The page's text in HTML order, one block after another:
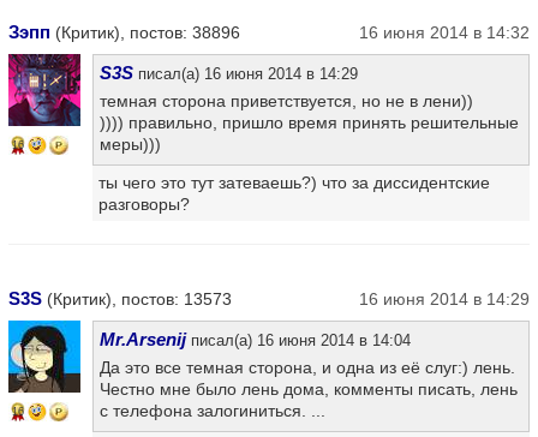
Зэпп (Критик), постов: 38896 16 июня 2014 в 14:32
16
S3S писал(а) 16 июня 2014 в 14:29
темная сторона приветствуется, но не в лени))
)))) правильно, пришло время принять решительные
меры)))
ты чего это тут затеваешь?) что за диссидентские
разговоры?
S3S (Критик), постов: 13573 16 июня 2014 в 14:29
16
Mr.Arsenijписал(а) 16 июня 2014 в 14:04
Да это все темная сторона, и одна из её слуг:) лень.
Честно мне было лень дома, комменты писать, лень
с телефона залогиниться. ...